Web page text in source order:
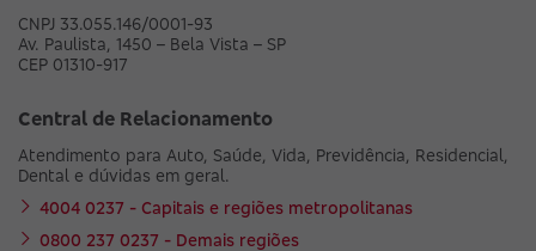
CNPJ 33.055.146/0001-93
Av. Paulista, 1450 – Bela Vista – SP
CEP 01310-917
Central de Relacionamento
Atendimento para Auto, Saúde, Vida, Previdência, Residencial,
Dental e dúvidas em geral.
4004 0237 - Capitais e regiões metropolitanas
0800 237 0237 - Demais regiões